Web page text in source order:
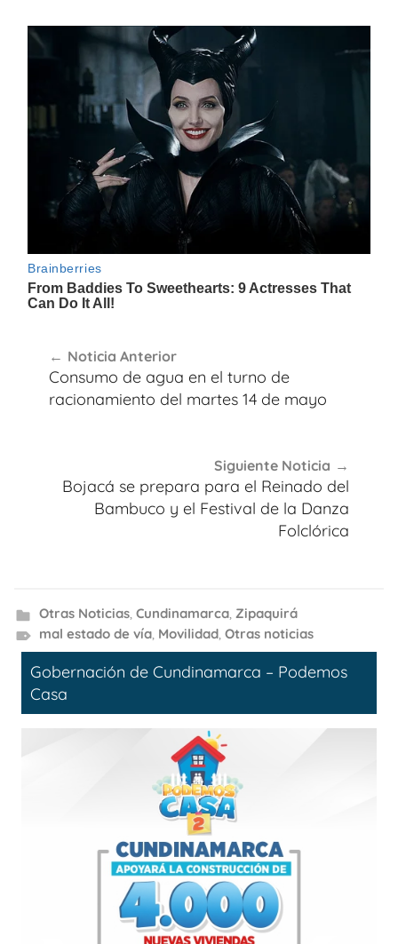
de
entradas
Noticia Anterior
Consumo de agua en el turno de
racionamiento del martes 14 de mayo
Siguiente Noticia
Bojacá se prepara para el Reinado del
Bambuco y el Festival de la Danza
Folclórica
Otras Noticias, Cundinamarca, Zipaquirá
mal estado de vía, Movilidad, Otras noticias
Gobernación de Cundinamarca – Podemos
Casa